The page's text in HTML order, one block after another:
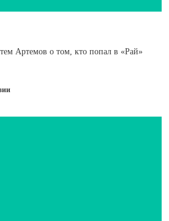
Артемов о том, кто попал в «Рай»